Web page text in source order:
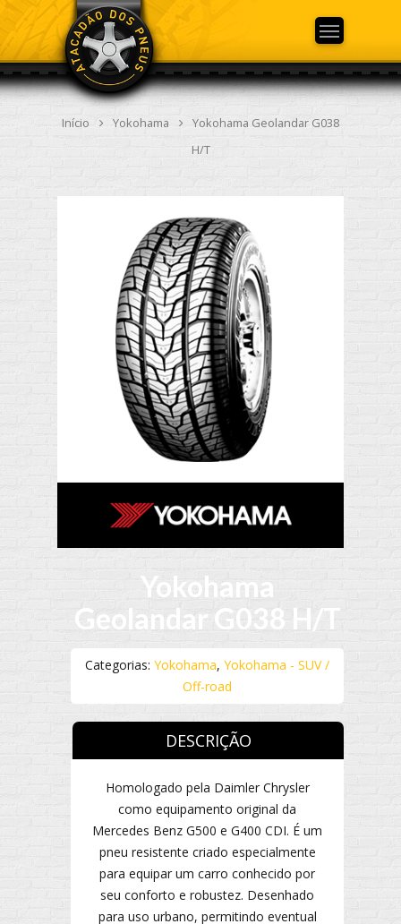
Início Yokohama
Yokohama Geolandar G038
H/T
Yokohama
Geolandar G038 H/T
Categorias: Yokohama, Yokohama - SUV /
Off-road
DESCRIÇÃO
Homologado pela Daimler Chrysler
como equipamento original da
Mercedes Benz G500 e G400 CDI. É um
pneu resistente criado especialmente
para equipar um carro conhecido por
seu conforto e robustez. Desenhado
para uso urbano, permitindo eventual